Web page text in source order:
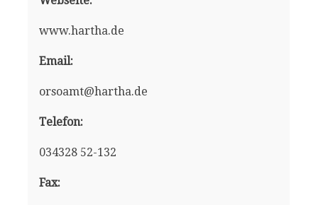
www.hartha.de
Email:
orsoamt@hartha.de
Telefon:
034328 52-132
Fax: